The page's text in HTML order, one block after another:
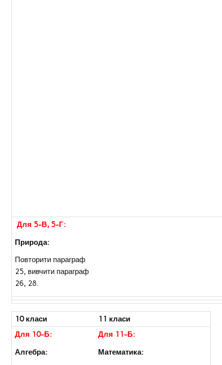
Для 5-В, 5-Г:
Природа:
Повторити параграф
25, вивчити параграф
26, 28.
10 класи
11 класи
Для 10-Б:
Алгебра:
Для 11-Б:
Математика: